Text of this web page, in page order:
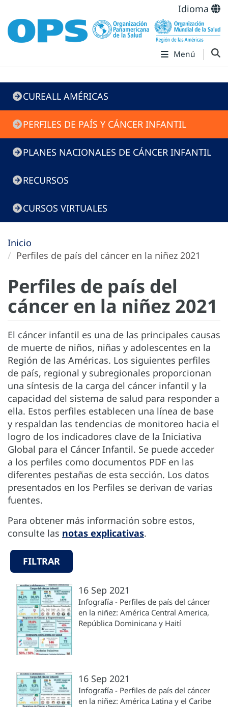
Idioma
Menú
CureAll
CUREALL AMÉRICAS
PERFILES DE PAÍS Y CÁNCER INFANTIL
PLANES NACIONALES DE CÁNCER INFANTIL
RECURSOS
CURSOS VIRTUALES
Inicio
Perfiles de país del cáncer en la niñez 2021
Perfiles de país del
cáncer en la niñez 2021
El cáncer infantil es una de las principales causas
de muerte de niños, niñas y adolescentes en la
Región de las Américas. Los siguientes perfiles
de país, regional y subregionales proporcionan
una síntesis de la carga del cáncer infantil y la
capacidad del sistema de salud para responder a
ella. Estos perfiles establecen una línea de base
y respaldan las tendencias de monitoreo hacia el
logro de los indicadores clave de la Iniciativa
Global para el Cáncer Infantil. Se puede acceder
a los perfiles como documentos PDF en las
diferentes pestañas de esta sección. Los datos
presentados en los Perfiles se derivan de varias
fuentes.
Para obtener más información sobre estos,
consulte las notas explicativas.
FILTRAR
16 Sep 2021
Infografía - Perfiles de país del cáncer
en la niñez: América Central America,
República Dominicana y Haití
16 Sep 2021
Infografía - Perfiles de país del cáncer
en la niñez: América Latina y el Caribe